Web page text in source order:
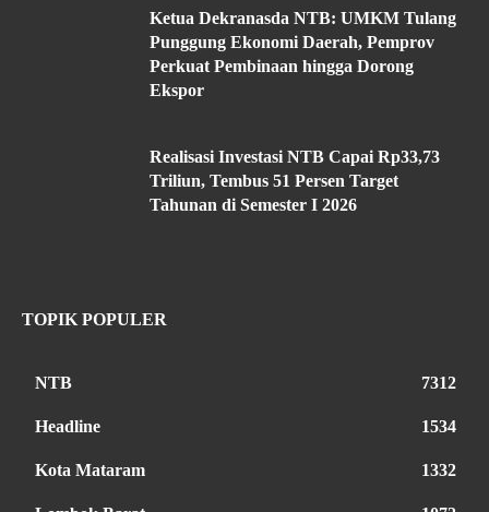
Ketua Dekranasda NTB: UMKM Tulang
Punggung Ekonomi Daerah, Pemprov
Perkuat Pembinaan hingga Dorong
Ekspor
Realisasi Investasi NTB Capai Rp33,73
Triliun, Tembus 51 Persen Target
Tahunan di Semester I 2026
TOPIK POPULER
NTB 7312
Headline 1534
Kota Mataram 1332